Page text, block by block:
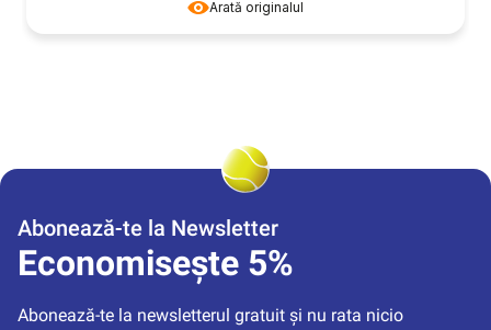
Arată originalul
Abonează-te la Newsletter
Economisește 5%
Abonează-te la newsletterul gratuit și nu rata nicio